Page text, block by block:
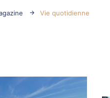
Vie quotidienne